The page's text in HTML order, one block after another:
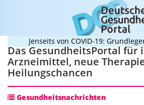
Jenseits von COVID-19:
Das GesundheitsPortal für
Arzneimittel, neue
Heilungschancen
Gesundheitsnachrichten